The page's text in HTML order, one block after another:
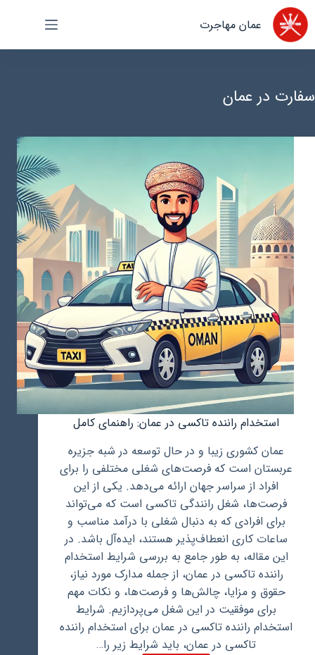
پرش
به
محتوا
عمان مهاجرت
سفارت در عمان
استخدام راننده تاکسی در عمان: راهنمای کامل
عمان کشوری زیبا و در حال توسعه در شبه جزیره
عربستان است که فرصت‌های شغلی مختلفی را برای
افراد از سراسر جهان ارائه می‌دهد. یکی از این
فرصت‌ها، شغل رانندگی تاکسی است که می‌تواند
برای افرادی که به دنبال شغلی با درآمد مناسب و
ساعات کاری انعطاف‌پذیر هستند، ایده‌آل باشد. در
این مقاله، به طور جامع به بررسی شرایط استخدام
راننده تاکسی در عمان، از جمله مدارک مورد نیاز،
حقوق و مزایا، چالش‌ها و فرصت‌ها، و نکات مهم
برای موفقیت در این شغل می‌پردازیم. شرایط
استخدام راننده تاکسی در عمان برای استخدام راننده
تاکسی در عمان، باید شرایط زیر را…